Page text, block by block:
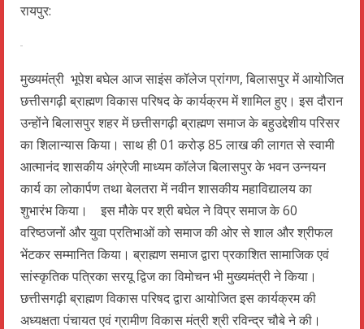
रायपुर:
मुख्यमंत्री भूपेश बघेल आज साइंस कॉलेज प्रांगण, बिलासपुर में आयोजित
छत्तीसगढ़ी ब्राह्मण विकास परिषद के कार्यक्रम में शामिल हुए। इस दौरान
उन्होंने बिलासपुर शहर में छत्तीसगढ़ी ब्राह्मण समाज के बहुउद्देशीय परिसर
का शिलान्यास किया। साथ ही 01 करोड़ 85 लाख की लागत से स्वामी
आत्मानंद शासकीय अंग्रेजी माध्यम कॉलेज बिलासपुर के भवन उन्नयन
कार्य का लोकार्पण तथा बेलतरा में नवीन शासकीय महाविद्यालय का
शुभारंभ किया। इस मौके पर श्री बघेल ने विप्र समाज के 60
वरिष्ठजनों और युवा प्रतिभाओं को समाज की ओर से शाल और श्रीफल
भेंटकर सम्मानित किया। ब्राह्मण समाज द्वारा प्रकाशित सामाजिक एवं
सांस्कृतिक पत्रिका सरयू द्विज का विमोचन भी मुख्यमंत्री ने किया।
छत्तीसगढ़ी ब्राह्मण विकास परिषद द्वारा आयोजित इस कार्यक्रम की
अध्यक्षता पंचायत एवं ग्रामीण विकास मंत्री श्री रविन्द्र चौबे ने की।